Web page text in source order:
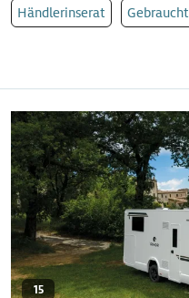
Händlerinserat Gebraucht
15